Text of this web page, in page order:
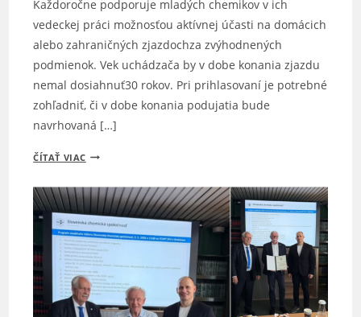
CHEMIKOV
Každoročne podporuje mladých chemikov v ich
vedeckej práci možnosťou aktívnej účasti na domácich
alebo zahraničných zjazdochza zvýhodnených
podmienok. Vek uchádzača by v dobe konania zjazdu
nemal dosiahnuť30 rokov. Pri prihlasovaní je potrebné
zohľadniť, či v dobe konania podujatia bude
navrhovaná […]
ČÍTAŤ VIACPODPORA
CHEMIKOM
–
ČLENOM
SCHEMS
V ROKU
2026